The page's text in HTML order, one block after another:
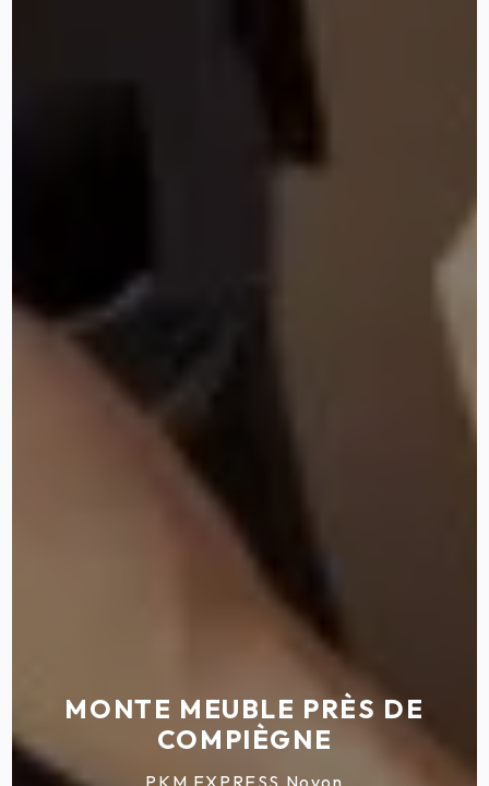
MONTE MEUBLE PRÈS DE
COMPIÈGNE
PKM EXPRESS Noyon